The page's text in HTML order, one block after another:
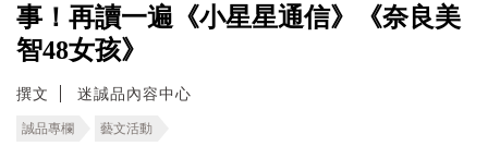
事！再讀一遍《小星星通信》《奈良美
智48女孩》
撰文 迷誠品內容中心
誠品專欄 藝文活動